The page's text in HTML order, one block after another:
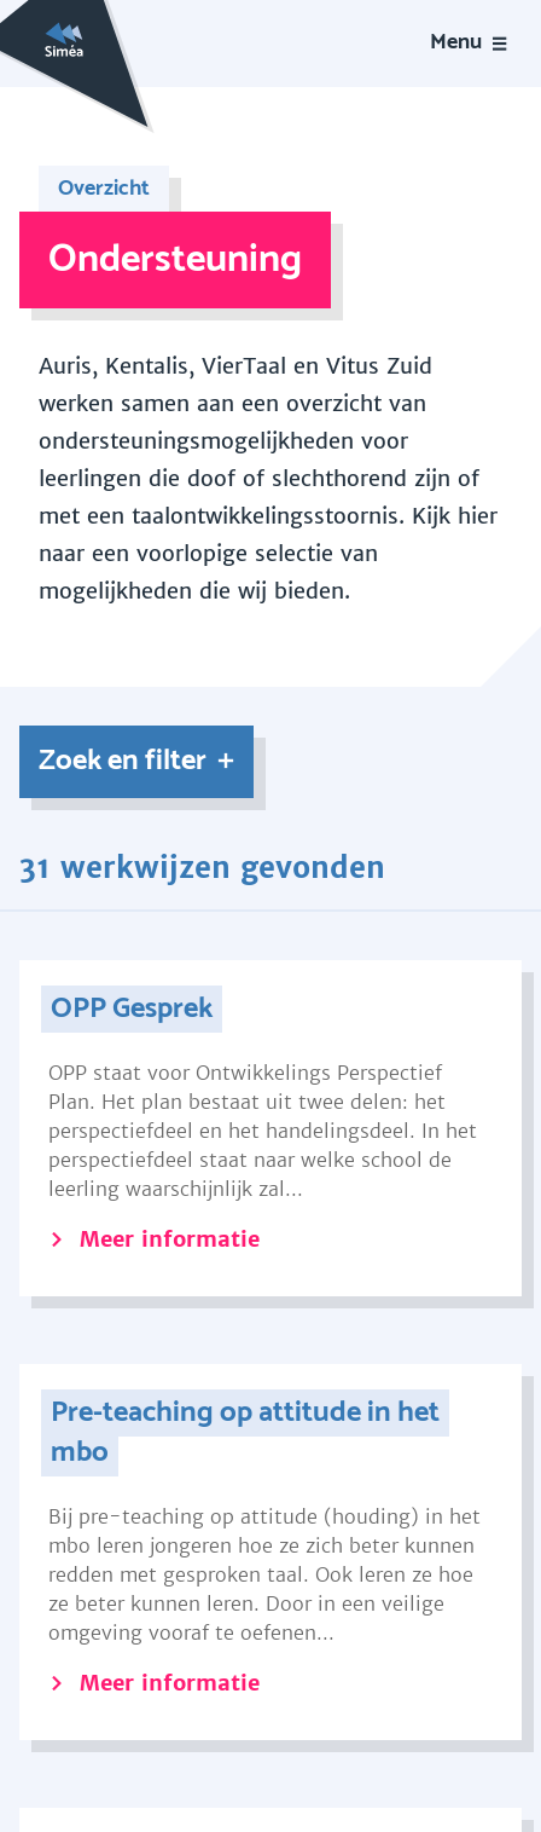
Menu
Overzicht
Ondersteuning
Auris, Kentalis, VierTaal en Vitus Zuid
werken samen aan een overzicht van
ondersteuningsmogelijkheden voor
leerlingen die doof of slechthorend zijn of
met een taalontwikkelingsstoornis. Kijk hier
naar een voorlopige selectie van
mogelijkheden die wij bieden.
Zoek en filter
31 werkwijzen gevonden
OPP Gesprek
OPP staat voor Ontwikkelings Perspectief
Plan. Het plan bestaat uit twee delen: het
perspectiefdeel en het handelingsdeel. In het
perspectiefdeel staat naar welke school de
leerling waarschijnlijk zal...
Meer informatie
Pre-teaching op attitude in het
mbo
Bij pre-teaching op attitude (houding) in het
mbo leren jongeren hoe ze zich beter kunnen
redden met gesproken taal. Ook leren ze hoe
ze beter kunnen leren. Door in een veilige
omgeving vooraf te oefenen...
Meer informatie